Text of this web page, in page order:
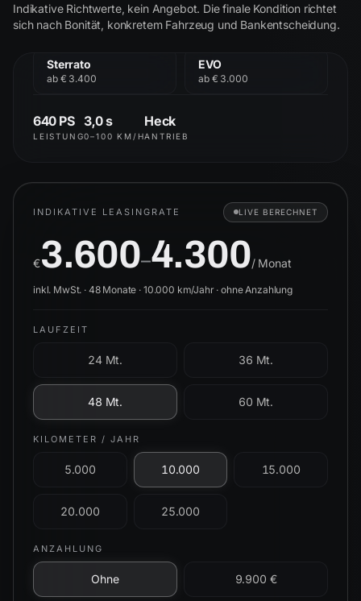
Indikative Richtwerte, kein Angebot. Die finale Kondition richtet
sich nach Bonität, konkretem Fahrzeug und Bankentscheidung.
STO
STO
ab € 3.350
Tecnica
ab € 3.150
Sterrato
ab € 3.400
EVO
ab € 3.000
640 PS
LEISTUNG
3,0 s
0–100 KM/H
Heck
ANTRIEB
INDIKATIVE LEASINGRATE LIVE BERECHNET
€3.600–4.300/ Monat
inkl. MwSt. · 48Monate · 10.000 km/Jahr · ohne Anzahlung
LAUFZEIT
24 Mt. 36 Mt.
48 Mt. 60 Mt.
KILOMETER / JAHR
5.000 10.000 15.000
20.000 25.000
ANZAHLUNG
Ohne 9.900 €